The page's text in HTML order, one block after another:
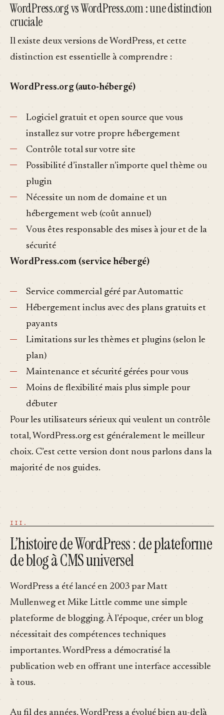
WordPress.org vs WordPress.com : une distinction
cruciale
Il existe deux versions de WordPress, et cette
distinction est essentielle à comprendre :
WordPress.org (auto-hébergé)
Logiciel gratuit et open source que vous
installez sur votre propre hébergement
Contrôle total sur votre site
Possibilité d’installer n’importe quel thème ou
plugin
Nécessite un nom de domaine et un
hébergement web (coût annuel)
Vous êtes responsable des mises à jour et de la
sécurité
WordPress.com (service hébergé)
Service commercial géré par Automattic
Hébergement inclus avec des plans gratuits et
payants
Limitations sur les thèmes et plugins (selon le
plan)
Maintenance et sécurité gérées pour vous
Moins de flexibilité mais plus simple pour
débuter
Pour les utilisateurs sérieux qui veulent un contrôle
total, WordPress.org est généralement le meilleur
choix. C’est cette version dont nous parlons dans la
majorité de nos guides.
L’histoire de WordPress : de plateforme
de blog à CMS universel
WordPress a été lancé en 2003 par Matt
Mullenweg et Mike Little comme une simple
plateforme de blogging. À l’époque, créer un blog
nécessitait des compétences techniques
importantes. WordPress a démocratisé la
publication web en offrant une interface accessible
à tous.
Au fil des années, WordPress a évolué bien au-delà